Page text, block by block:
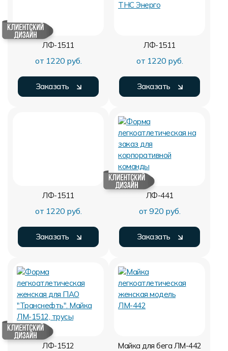
ЛФ-1511
от 1220 руб.
Заказать
ЛФ-1511
от 1220 руб.
Заказать
ЛФ-1511
от 1220 руб.
Заказать
ЛФ-441
от 920 руб.
Заказать
ЛФ-1512 Майка для бега ЛМ-442